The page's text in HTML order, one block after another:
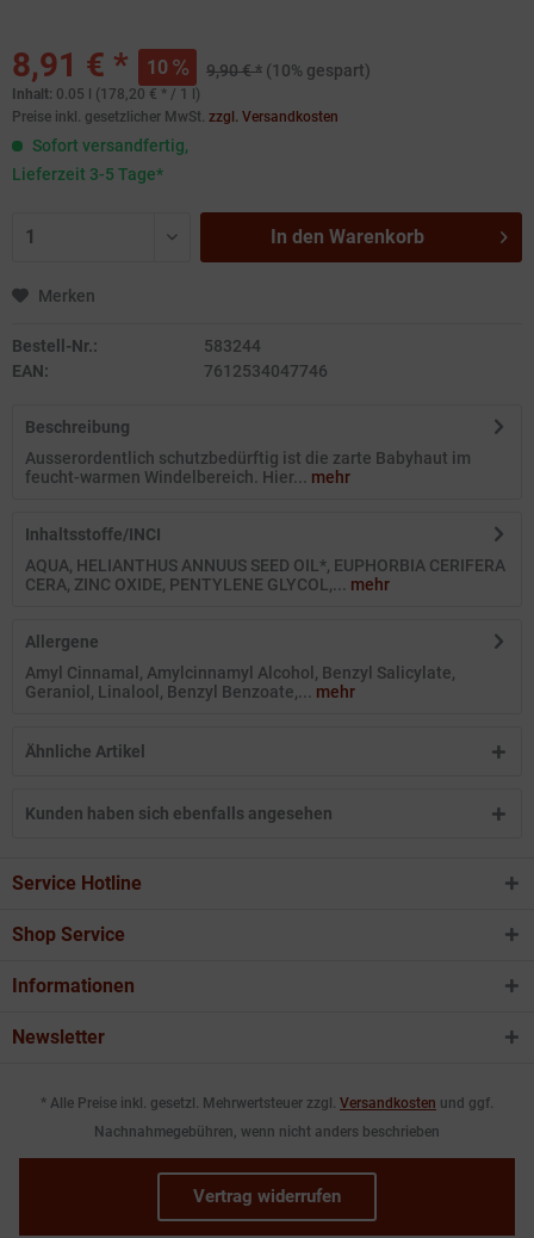
8,91 € * 10 9,90 € * (10% gespart)
Inhalt: 0.05 l (178,20 € * / 1 l)
Preise inkl. gesetzlicher MwSt. zzgl. Versandkosten
Sofort versandfertig,
Lieferzeit 3-5 Tage*
In den Warenkorb
Merken
Bestell-Nr.:
583244
EAN:
7612534047746
Beschreibung
Ausserordentlich schutzbedürftig ist die zarte Babyhaut im
feucht-warmen Windelbereich. Hier... mehr
Inhaltsstoffe/INCI
AQUA, HELIANTHUS ANNUUS SEED OIL*, EUPHORBIA CERIFERA
CERA, ZINC OXIDE, PENTYLENE GLYCOL,... mehr
Allergene
Amyl Cinnamal, Amylcinnamyl Alcohol, Benzyl Salicylate,
Geraniol, Linalool, Benzyl Benzoate,... mehr
Ähnliche Artikel
Kunden haben sich ebenfalls angesehen
Service Hotline
Shop Service
Informationen
Newsletter
* Alle Preise inkl. gesetzl. Mehrwertsteuer zzgl. Versandkosten und ggf.
Nachnahmegebühren, wenn nicht anders beschrieben
Vertrag widerrufen